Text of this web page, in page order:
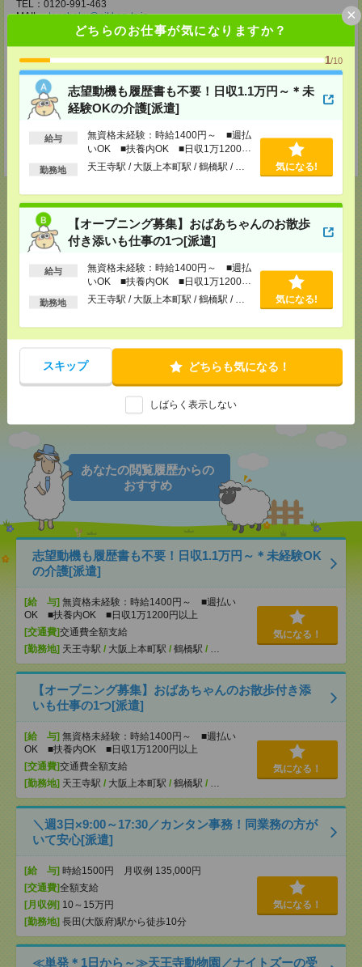
どちらのお仕事が気になりますか？
1/10
志望動機も履歴書も不要！日収1.1万円～＊未
経験OKの介護[派遣]
給与
無資格未経験：時給1400円～ ■週払
いOK ■扶養内OK ■日収1万1200円
以上
勤務地 天王寺駅 / 大阪上本町駅 / 鶴橋駅 / … 気になる!
【オープニング募集】おばあちゃんのお散歩
付き添いも仕事の1つ[派遣]
給与
無資格未経験：時給1400円～ ■週払
いOK ■扶養内OK ■日収1万1200円
以上
勤務地 天王寺駅 / 大阪上本町駅 / 鶴橋駅 / … 気になる!
スキップ どちらも気になる！
しばらく表示しない
×
TEL：0120-991-463
MAIL：tenshoku@nikken-ts.jp
担当：採用担当
京都府京都市下京区東塩小路町843番地2 日本生命京都ヤサカビル5F
TEL：0120-975-927
MAIL：tenshoku@nikken-ts.jp
担当：採用担当
★今ならご来社登録でQUOカード2000円分をプレゼント中★
応募ページへ
気になる！ 電話応募
で送る LINE
ツイート
あなたの閲覧履歴からの
おすすめ
志望動機も履歴書も不要！日収1.1万円～＊未経験OK
の介護[派遣]
[給 与] 無資格未経験：時給1400円～ ■週払い
OK ■扶養内OK ■日収1万1200円以上
[交通費]交通費全額支給
[勤務地] 天王寺駅 / 大阪上本町駅 / 鶴橋駅 / …
気になる！
【オープニング募集】おばあちゃんのお散歩付き添
いも仕事の1つ[派遣]
[給 与] 無資格未経験：時給1400円～ ■週払い
OK ■扶養内OK ■日収1万1200円以上
[交通費]交通費全額支給
[勤務地] 天王寺駅 / 大阪上本町駅 / 鶴橋駅 / …
気になる！
＼週3日×9:00～17:30／カンタン事務！同業務の方が
いて安心[派遣]
[給 与] 時給1500円 月収例 135,000円
[交通費]全額支給
[月収例] 10～15万円
[勤務地] 長田(大阪府)駅から徒歩10分
気になる！
≪単発＊1日から～≫天王寺動物園／ナイトズーの受